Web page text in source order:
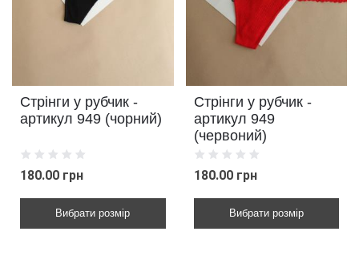
Стрінги у рубчик -
артикул 949 (чорний)
180.00 грн
Вибрати розмір
Стрінги у рубчик -
артикул 949
(червоний)
180.00 грн
Вибрати розмір